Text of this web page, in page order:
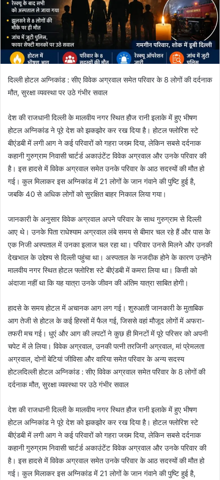
दिल्ली होटल अग्निकांड : सीए विवेक अग्रवाल समेत परिवार के 8 लोगों की दर्दनाक
मौत, सुरक्षा व्यवस्था पर उठे गंभीर सवाल
देश की राजधानी दिल्ली के मालवीय नगर स्थित हौज रानी इलाके में हुए भीषण
होटल अग्निकांड ने पूरे देश को झकझोर कर रख दिया है। होटल फ्लोरिश स्टे
बीएंडबी में लगी आग ने कई परिवारों को गहरा जख्म दिया, लेकिन सबसे दर्दनाक
कहानी गुरुग्राम निवासी चार्टर्ड अकाउंटेंट विवेक अग्रवाल और उनके परिवार की
है। इस हादसे में विवेक अग्रवाल समेत उनके परिवार के आठ सदस्यों की मौत हो
गई। कुल मिलाकर इस अग्निकांड में 21 लोगों के जान गंवाने की पुष्टि हुई है,
जबकि 40 से अधिक लोगों को सुरक्षित बाहर निकाल लिया गया।
जानकारी के अनुसार विवेक अग्रवाल अपने परिवार के साथ गुरुग्राम से दिल्ली
आए थे। उनके पिता राधेश्याम अग्रवाल लंबे समय से बीमार चल रहे हैं और पास के
एक निजी अस्पताल में उनका इलाज चल रहा था। परिवार उनसे मिलने और उनकी
देखभाल के उद्देश्य से दिल्ली पहुंचा था। अस्पताल के नजदीक होने के कारण उन्होंने
मालवीय नगर स्थित होटल फ्लोरिश स्टे बीएंडबी में कमरा लिया था। किसी को
अंदाजा नहीं था कि यह यात्रा उनके जीवन की अंतिम यात्रा साबित होगी।
हादसे के समय होटल में अचानक आग लग गई। शुरुआती जानकारी के मुताबिक
आग तेजी से होटल के कई हिस्सों में फैल गई, जिससे वहां मौजूद लोगों में अफरा-
तफरी मच गई। धुएं और आग की लपटों ने कुछ ही मिनटों में पूरे परिसर को अपनी
चपेट में ले लिया। विवेक अग्रवाल, उनकी पत्नी तरजिनी अग्रवाल, मां प्रेमलता
अग्रवाल, दोनों बेटियां जीविसा और वारिया समेत परिवार के अन्य सदस्य
होटलदिल्ली होटल अग्निकांड : सीए विवेक अग्रवाल समेत परिवार के 8 लोगों की
दर्दनाक मौत, सुरक्षा व्यवस्था पर उठे गंभीर सवाल
देश की राजधानी दिल्ली के मालवीय नगर स्थित हौज रानी इलाके में हुए भीषण
होटल अग्निकांड ने पूरे देश को झकझोर कर रख दिया है। होटल फ्लोरिश स्टे
बीएंडबी में लगी आग ने कई परिवारों को गहरा जख्म दिया, लेकिन सबसे दर्दनाक
कहानी गुरुग्राम निवासी चार्टर्ड अकाउंटेंट विवेक अग्रवाल और उनके परिवार की
है। इस हादसे में विवेक अग्रवाल समेत उनके परिवार के आठ सदस्यों की मौत हो
गई। कुल मिलाकर इस अग्निकांड में 21 लोगों के जान गंवाने की पुष्टि हुई है,